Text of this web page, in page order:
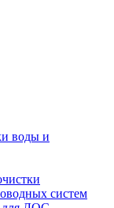
воды и
систем